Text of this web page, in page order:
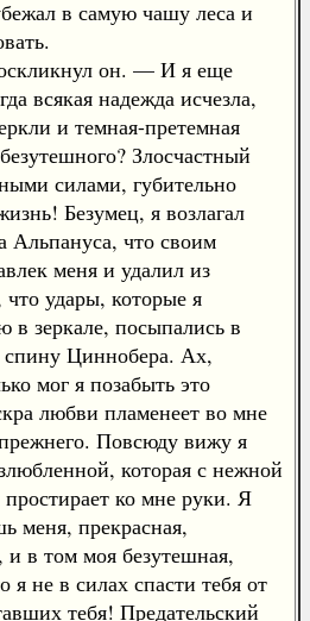
в самую чашу леса и
он. — И я еще
всякая надежда исчезла,
и темная-претемная
Злосчастный
силами, губительно
Безумец, я возлагал
Альпануса, что своим
меня и удалил из
что удары, которые я
в зеркале, посыпались в
спину Циннобера. Ах,
мог я позабыть это
любви пламенеет во мне
Повсюду вижу я
которая с нежной
ко мне руки. Я
меня, прекрасная,
в том моя безутешная,
я не в силах спасти тебя от
тебя! Предательский